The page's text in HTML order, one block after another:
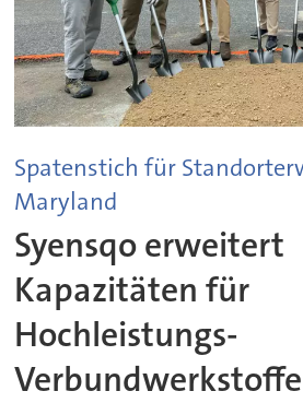
Spatenstich für
Maryland
Syensqo erweitert
Kapazitäten für
Hochleistungs-